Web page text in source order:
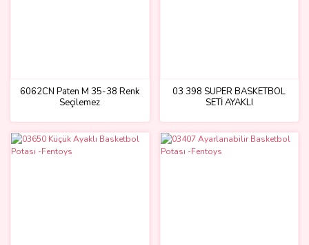
6062CN Paten M 35-38 Renk
Seçilemez
03 398 SÜPER BASKETBOL
SETİ AYAKLI